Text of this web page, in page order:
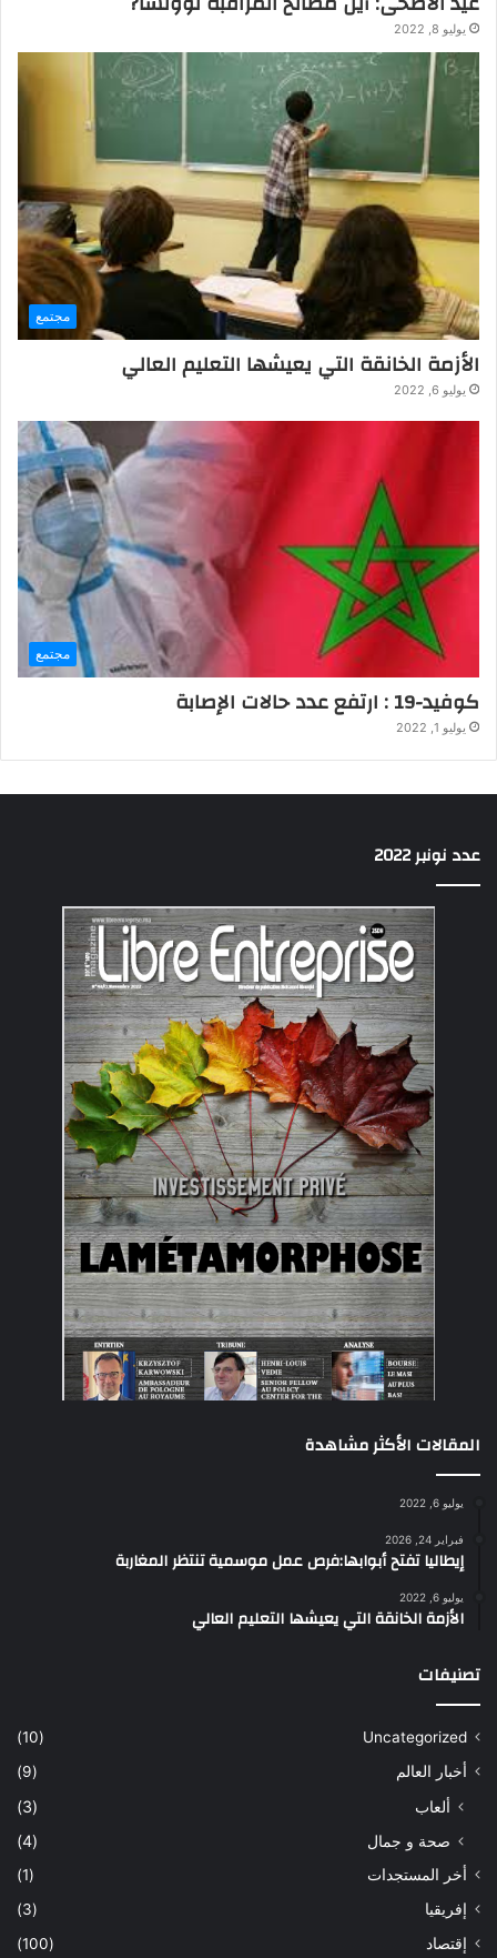
يوليو 8, 2022
مجتمع
الأزمة الخانقة التي يعيشها التعليم العالي
يوليو 6, 2022
مجتمع
كوفيد-19 : ارتفع عدد حالات الإصابة
يوليو 1, 2022
عدد نونبر 2022
المقالات الأكثر مشاهدة
يوليو 6, 2022
فبراير 24, 2026
إيطاليا تفتح أبوابها:فرص عمل موسمية تنتظر المغاربة
يوليو 6, 2022
الأزمة الخانقة التي يعيشها التعليم العالي
تصنيفات
Uncategorized
(10)
أخبار العالم
(9)
ألعاب
(3)
صحة و جمال
(4)
أخر المستجدات
(1)
إفريقيا
(3)
إقتصاد
(100)